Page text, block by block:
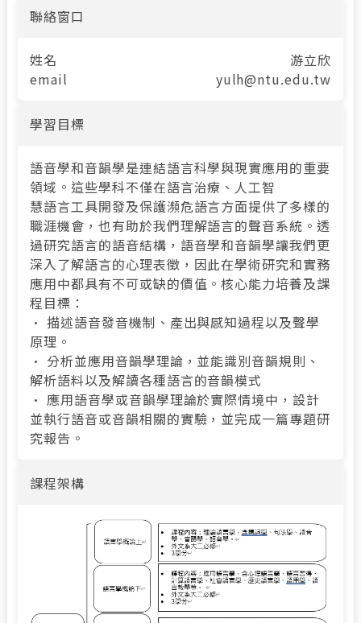
聯絡窗口
姓名
游立欣
email
yulh@ntu.edu.tw
學習目標
語音學和音韻學是連結語言科學與現實應用的重要
領域。這些學科不僅在語言治療、人工智
慧語言工具開發及保護瀕危語言方面提供了多樣的
職涯機會，也有助於我們理解語言的聲音系統。透
過研究語言的語音結構，語音學和音韻學讓我們更
深入了解語言的心理表徵，因此在學術研究和實務
應用中都具有不可或缺的價值。核心能力培養及課
程目標：
• 描述語音發音機制、產出與感知過程以及聲學
原理。
• 分析並應用音韻學理論，並能識別音韻規則、
解析語料以及解讀各種語言的音韻模式
• 應用語音學或音韻學理論於實際情境中，設計
並執行語音或音韻相關的實驗，並完成一篇專題研
究報告。
課程架構